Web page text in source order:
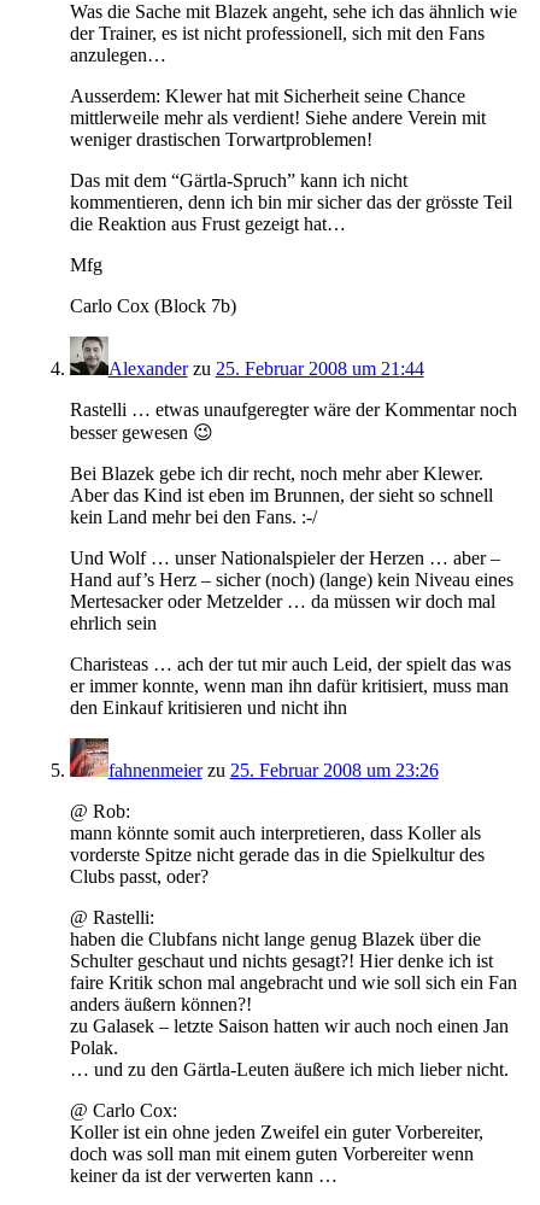
Was die Sache mit Blazek angeht, sehe ich das ähnlich wie
der Trainer, es ist nicht professionell, sich mit den Fans
anzulegen…
Ausserdem: Klewer hat mit Sicherheit seine Chance
mittlerweile mehr als verdient! Siehe andere Verein mit
weniger drastischen Torwartproblemen!
Das mit dem “Gärtla-Spruch” kann ich nicht
kommentieren, denn ich bin mir sicher das der grösste Teil
die Reaktion aus Frust gezeigt hat…
Mfg
Carlo Cox (Block 7b)
Alexanderzu 25. Februar 2008 um 21:44
Rastelli … etwas unaufgeregter wäre der Kommentar noch
besser gewesen 😉
Bei Blazek gebe ich dir recht, noch mehr aber Klewer.
Aber das Kind ist eben im Brunnen, der sieht so schnell
kein Land mehr bei den Fans. :-/
Und Wolf … unser Nationalspieler der Herzen … aber –
Hand auf’s Herz – sicher (noch) (lange) kein Niveau eines
Mertesacker oder Metzelder … da müssen wir doch mal
ehrlich sein
Charisteas … ach der tut mir auch Leid, der spielt das was
er immer konnte, wenn man ihn dafür kritisiert, muss man
den Einkauf kritisieren und nicht ihn
fahnenmeierzu 25. Februar 2008 um 23:26
@ Rob:
mann könnte somit auch interpretieren, dass Koller als
vorderste Spitze nicht gerade das in die Spielkultur des
Clubs passt, oder?
@ Rastelli:
haben die Clubfans nicht lange genug Blazek über die
Schulter geschaut und nichts gesagt?! Hier denke ich ist
faire Kritik schon mal angebracht und wie soll sich ein Fan
anders äußern können?!
zu Galasek – letzte Saison hatten wir auch noch einen Jan
Polak.
… und zu den Gärtla-Leuten äußere ich mich lieber nicht.
@ Carlo Cox:
Koller ist ein ohne jeden Zweifel ein guter Vorbereiter,
doch was soll man mit einem guten Vorbereiter wenn
keiner da ist der verwerten kann …